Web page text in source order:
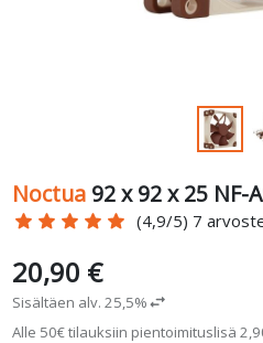
Noctua 92 x 92 x 25
star star star star star (4,9/5) 7
20,90 €
Sisältäen alv. 25,5%swap_horiz
Alle 50€ tilauksiin pientoimituslisä